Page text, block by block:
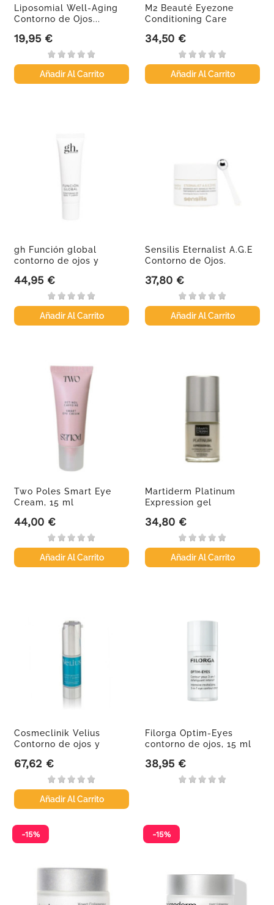
Liposomial Well-Aging
Contorno de Ojos...
Precio
19,95 €
Añadir Al Carrito
M2 Beauté Eyezone
Conditioning Care
Precio
34,50 €
Añadir Al Carrito
gh Función global
contorno de ojos y
Precio
44,95 €
Añadir Al Carrito
Sensilis Eternalist A.G.E
Contorno de Ojos.
Precio
37,80 €
Añadir Al Carrito
Two Poles Smart Eye
Cream, 15 ml
Precio
44,00 €
Añadir Al Carrito
Martiderm Platinum
Expression gel
Precio
34,80 €
Añadir Al Carrito
Cosmeclinik Velius
Contorno de ojos y
Precio
67,62 €
Añadir Al Carrito
Filorga Optim-Eyes
contorno de ojos, 15 ml
Precio
38,95 €
-15% -15%